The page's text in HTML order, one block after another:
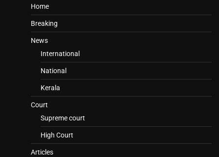
Home
Breaking
News
International
National
Kerala
Court
Supreme court
High Court
Articles